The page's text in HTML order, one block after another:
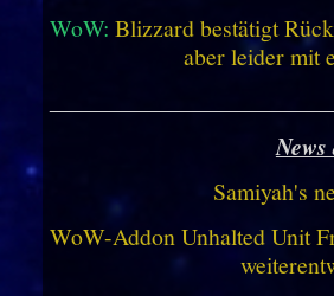
WoW: Blizzard bestätigt
aber leider mit
Samiyah's
WoW-Addon Unhalted Unit